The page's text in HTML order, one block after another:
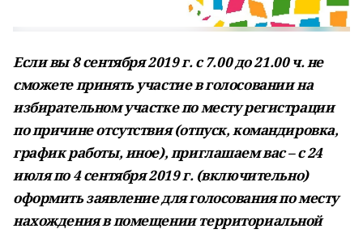
Если вы 8 сентября 2019 г. с 7.00 до 21.00 ч. не
сможете принять участие в голосовании на
избирательном участке по месту регистрации
по причине отсутствия (отпуск, командировка,
график работы, иное), приглашаем вас – с 24
июля по 4 сентября 2019 г. (включительно)
оформить заявление для голосования по месту
нахождения в помещении территориальной